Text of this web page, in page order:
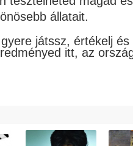
állatait.
játssz, értékelj
itt, az